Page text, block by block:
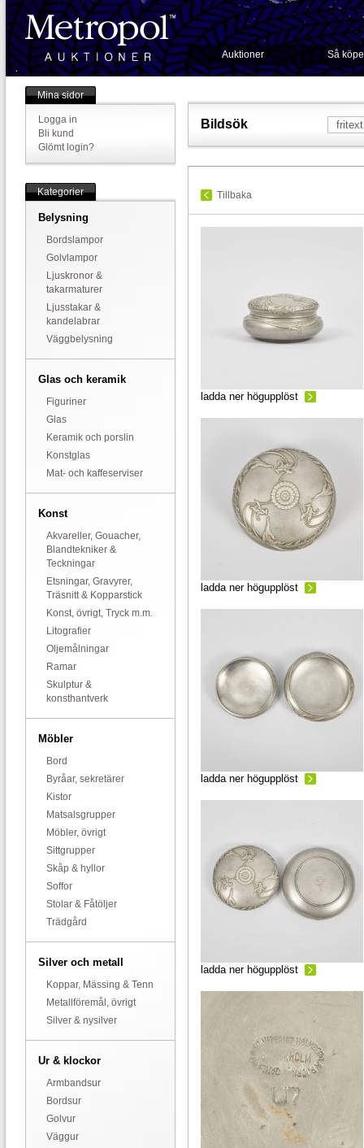
Auktioner Så
Mina sidor
Logga in
Bli kund
Glömt login?
Kategorier
Belysning
Bordslampor
Golvlampor
Ljuskronor &
takarmaturer
Ljusstakar &
kandelabrar
Väggbelysning
Glas och keramik
Figuriner
Glas
Keramik och porslin
Konstglas
Mat- och kaffeserviser
Konst
Akvareller, Gouacher,
Blandtekniker &
Teckningar
Etsningar, Gravyrer,
Träsnitt & Kopparstick
Konst, övrigt, Tryck m.m.
Litografier
Oljemålningar
Ramar
Skulptur &
konsthantverk
Möbler
Bord
Byråar, sekretärer
Kistor
Matsalsgrupper
Möbler, övrigt
Sittgrupper
Skåp & hyllor
Soffor
Stolar & Fåtöljer
Trädgård
Silver och metall
Koppar, Mässing & Tenn
Metallföremål, övrigt
Silver & nysilver
Ur & klockor
Armbandsur
Bordsur
Golvur
Väggur
Bildsök
Tillbaka
ladda ner högupplöst
ladda ner högupplöst
ladda ner högupplöst
ladda ner högupplöst